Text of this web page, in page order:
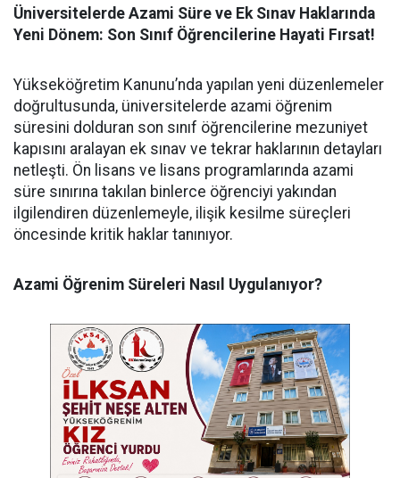
Üniversitelerde Azami Süre ve Ek Sınav Haklarında
Yeni Dönem: Son Sınıf Öğrencilerine Hayati Fırsat!
​Yükseköğretim Kanunu’nda yapılan yeni düzenlemeler
doğrultusunda, üniversitelerde azami öğrenim
süresini dolduran son sınıf öğrencilerine mezuniyet
kapısını aralayan ek sınav ve tekrar haklarının detayları
netleşti. Ön lisans ve lisans programlarında azami
süre sınırına takılan binlerce öğrenciyi yakından
ilgilendiren düzenlemeyle, ilişik kesilme süreçleri
öncesinde kritik haklar tanınıyor.
Azami Öğrenim Süreleri Nasıl Uygulanıyor?